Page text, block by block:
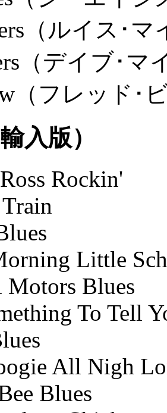
（ルイス･マ
（デイブ･マ
（フレッド･
入版）
Rockin'
Little
Motors Blues
To Tell
All Nigh
Blues